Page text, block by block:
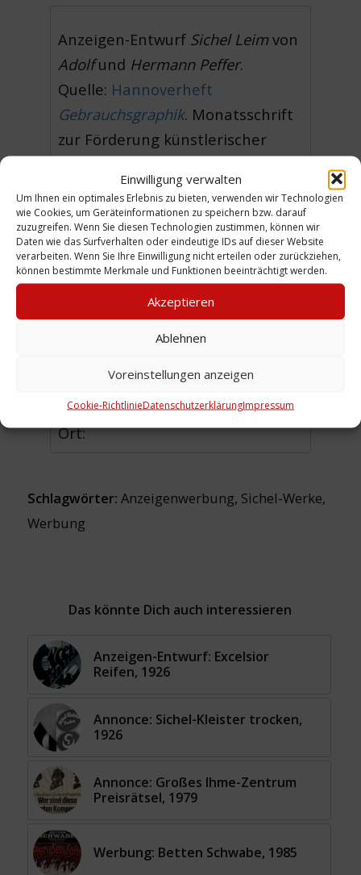
Einwilligung verwalten
Um Ihnen ein optimales Erlebnis zu bieten, verwenden wir Technologien
wie Cookies, um Geräteinformationen zu speichern bzw. darauf
zuzugreifen. Wenn Sie diesen Technologien zustimmen, können wir
Daten wie das Surfverhalten oder eindeutige IDs auf dieser Website
verarbeiten. Wenn Sie Ihre Einwilligung nicht erteilen oder zurückziehen,
können bestimmte Merkmale und Funktionen beeinträchtigt werden.
Akzeptieren
Ablehnen
Voreinstellungen anzeigen
Cookie-RichtlinieDatenschutzerklärungImpressum
Anzeigen-Entwurf Sichel Leim von
Adolfund Hermann Peffer.
Quelle: Hannoverheft
Gebrauchsgraphik. Monatsschrift
zur Förderung künstlerischer
Jahrgang, Heft 4 [1926], S. 29
(WE)
Urheber: Peffer, Adolf und
Hermann
Zeitliche Einordnung: 1926
Ort:
Schlagwörter: Anzeigenwerbung, Sichel-Werke,
Werbung
Das könnte Dich auch interessieren
Anzeigen-Entwurf: Excelsior
Reifen, 1926
Annonce: Sichel-Kleister trocken,
1926
Annonce: Großes Ihme-Zentrum
Preisrätsel, 1979
Werbung: Betten Schwabe, 1985